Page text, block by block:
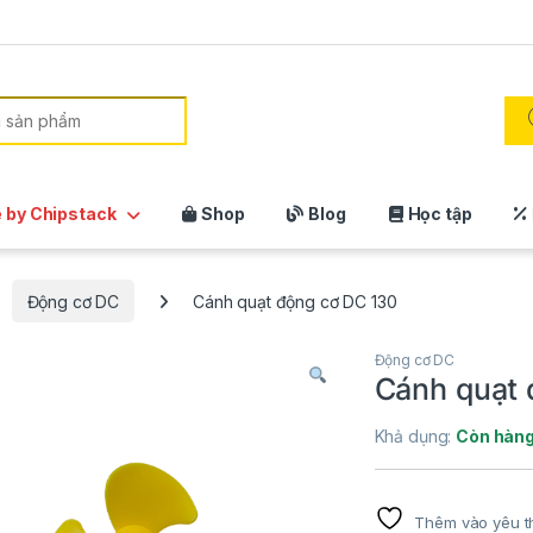
by Chipstack Shop Blog Học tập
Động cơ DC Cánh quạt động cơ DC 130
Động cơ DC
Cánh quạt
Khả dụng: Còn hàng
Thêm vào yêu